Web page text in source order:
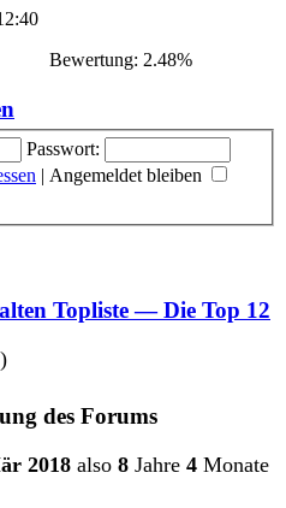
Bewertung: 2.48%
Passwort:
| Angemeldet bleiben
Topliste — Die Top 12
des Forums
2018 also 8 Jahre 4 Monate